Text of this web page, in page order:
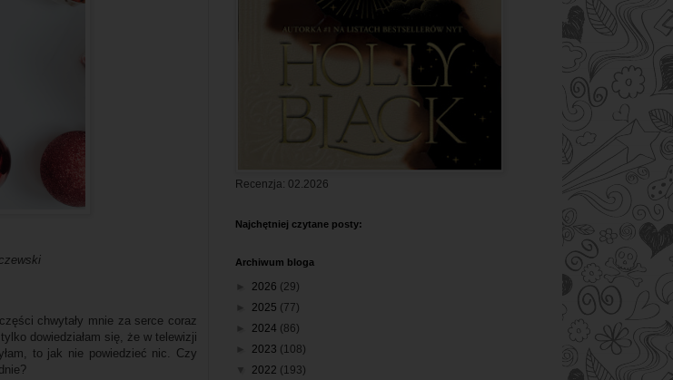
chwytały mnie za serce coraz
dowiedziałam się, że w telewizji
to jak nie powiedzieć nic. Czy
Recenzja: 02.2026
Najchętniej czytane posty:
Archiwum bloga
2026 (29)
2025 (77)
2024 (86)
2023 (108)
2022 (193)